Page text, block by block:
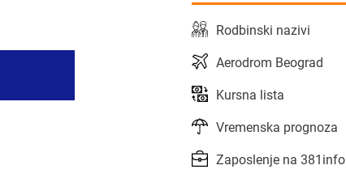
Rodbinski nazivi
Aerodrom Beograd
Kursna lista
Vremenska prognoza
Zaposlenje na 381info